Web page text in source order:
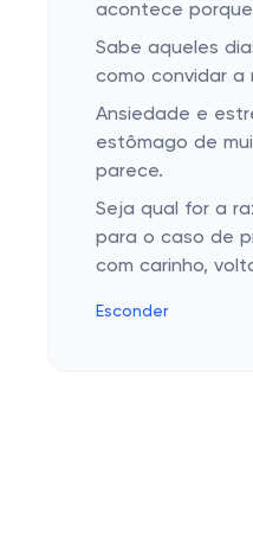
Remédios
Outros
Medicamentos
Remédio para
acontece
Sabe aqueles
como convidar a
Ansiedade e
estômago de
parece.
Seja qual for a
para o caso de
com carinho,
Esconder